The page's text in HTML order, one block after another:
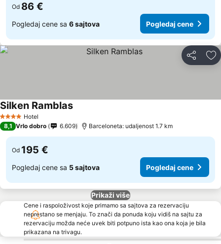
Od 86 €
Pogledaj cene sa 6 sajtova Pogledaj cene
Deli
4 ZvezdiceHotel
Silken RamblasPogledaj cene
8,1 Vrlo dobro 6.609 Barceloneta: udaljenost 1.7 km
Od 195 €
Pogledaj cene sa 5 sajtova Pogledaj cene
Prikaži više
Cene i raspoloživost koje primamo sa sajtova za rezervaciju
neprestano se menjaju. To znači da ponuda koju vidiš na sajtu za
rezervaciju možda neće uvek biti potpuno ista kao ona koja je bila
prikazana na trivagu.